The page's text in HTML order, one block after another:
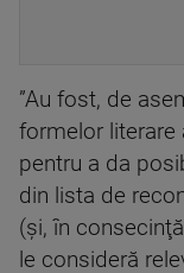
”Au fost, de
formelor literare
pentru a da
din lista de
(şi, în
le consideră